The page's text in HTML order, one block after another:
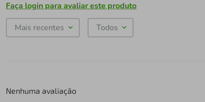
Faça login para avaliar este produto
Mais recentes Todos
Nenhuma avaliação